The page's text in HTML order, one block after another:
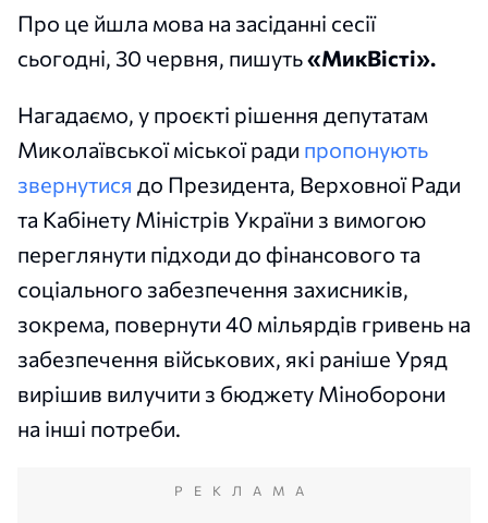
Про це йшла мова на засіданні сесії
сьогодні, 30 червня, пишуть«МикВісті».
Нагадаємо, у проєкті рішення депутатам
Миколаївської міської ради пропонують
звернутися до Президента, Верховної Ради
та Кабінету Міністрів України з вимогою
переглянути підходи до фінансового та
соціального забезпечення захисників,
зокрема, повернути 40 мільярдів гривень на
забезпечення військових, які раніше Уряд
вирішив вилучити з бюджету Міноборони
на інші потреби.
РЕКЛАМА